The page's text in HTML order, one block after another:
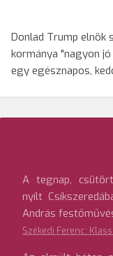
Donlad Trump
kormánya "nagyon
egy egésznapos,
A tegnap,
nyílt
András
Székedi Ferenc: